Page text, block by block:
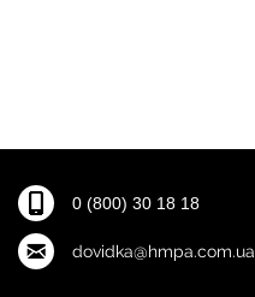
0 (800) 30 18 18
dovidka@hmpa.com.ua